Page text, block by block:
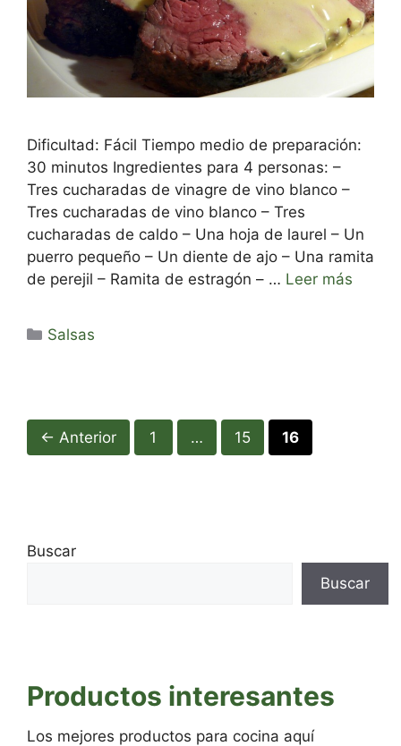
Dificultad: Fácil Tiempo medio de preparación:
30 minutos Ingredientes para 4 personas: –
Tres cucharadas de vinagre de vino blanco –
Tres cucharadas de vino blanco – Tres
cucharadas de caldo – Una hoja de laurel – Un
puerro pequeño – Un diente de ajo – Una ramita
de perejil – Ramita de estragón – … Leer más
Categorías
Salsas
← Anterior Página
1 … Página
15 Página
16
Buscar
Buscar
Productos interesantes
Los mejores productos para cocina aquí